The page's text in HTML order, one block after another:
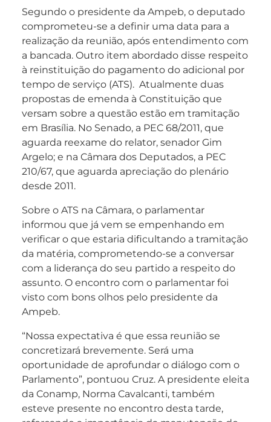
Segundo o presidente da Ampeb, o deputado
comprometeu-se a definir uma data para a
realização da reunião, após entendimento com
a bancada. Outro item abordado disse respeito
à reinstituição do pagamento do adicional por
tempo de serviço (ATS). Atualmente duas
propostas de emenda à Constituição que
versam sobre a questão estão em tramitação
em Brasília. No Senado, a PEC 68/2011, que
aguarda reexame do relator, senador Gim
Argelo; e na Câmara dos Deputados, a PEC
210/67, que aguarda apreciação do plenário
desde 2011.
Sobre o ATS na Câmara, o parlamentar
informou que já vem se empenhando em
verificar o que estaria dificultando a tramitação
da matéria, comprometendo-se a conversar
com a liderança do seu partido a respeito do
assunto. O encontro com o parlamentar foi
visto com bons olhos pelo presidente da
Ampeb.
“Nossa expectativa é que essa reunião se
concretizará brevemente. Será uma
oportunidade de aprofundar o diálogo com o
Parlamento”, pontuou Cruz. A presidente eleita
da Conamp, Norma Cavalcanti, também
esteve presente no encontro desta tarde,